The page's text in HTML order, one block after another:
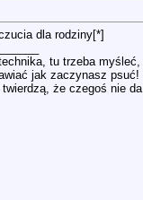
dla rodziny[*]
tu trzeba myśleć,
jak zaczynasz psuć!
że czegoś nie